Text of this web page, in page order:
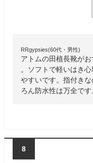
RRgypsies(60代・男性)
アトムの田植長靴が
。ソフトで軽いはき
やすいです。指付き
ろん防水性は万全です
8